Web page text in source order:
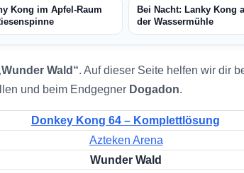
Kong im Apfel-Raum
Bei Nacht: Lanky Kong
der Wassermühle
Wald“. Auf dieser Seite helfen wir dir
und beim Endgegner Dogadon.
Donkey Kong 64 – Komplettlösung
Azteken Arena
Wunder Wald